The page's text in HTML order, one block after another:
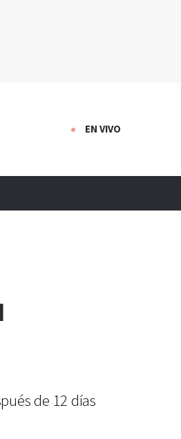
EN VIVO
de 12 días